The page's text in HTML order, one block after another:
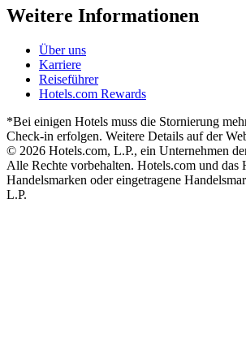
Weitere Informationen
Über uns
Karriere
Reiseführer
Hotels.com Rewards
*Bei einigen Hotels muss die Stornierung
Check-in erfolgen. Weitere Details auf der
© 2026 Hotels.com, L.P., ein Unternehmen
Alle Rechte vorbehalten. Hotels.com und das
Handelsmarken oder eingetragene
L.P.